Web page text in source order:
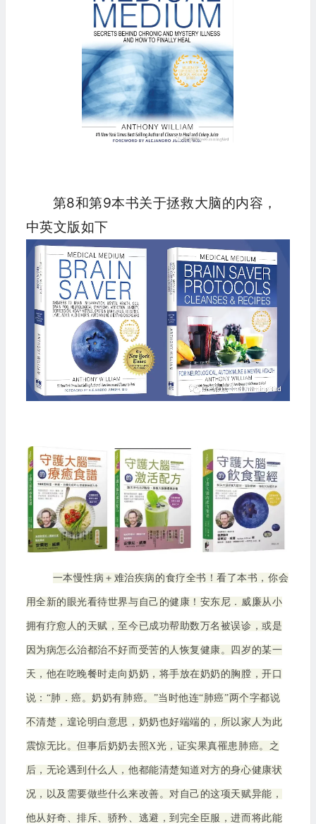
第8和第9本书关于拯救大脑的内容，
中英文版如下
一本慢性病＋难治疾病的食疗全书！看了本书，你会
用全新的眼光看待世界与自己的健康！安东尼．威廉从小
拥有疗愈人的天赋，至今已成功帮助数万名被误诊，或是
因为病怎么治都治不好而受苦的人恢复健康。四岁的某一
天，他在吃晚餐时走向奶奶，将手放在奶奶的胸膛，开口
说：“肺．癌。奶奶有肺癌。”当时他连“肺癌”两个字都说
不清楚，遑论明白意思，奶奶也好端端的，所以家人为此
震惊无比。但事后奶奶去照X光，证实果真罹患肺癌。之
后，无论遇到什么人，他都能清楚知道对方的身心健康状
况，以及需要做些什么来改善。对自己的这项天赋异能，
他从好奇、排斥、骄矜、逃避，到完全臣服，进而将此能